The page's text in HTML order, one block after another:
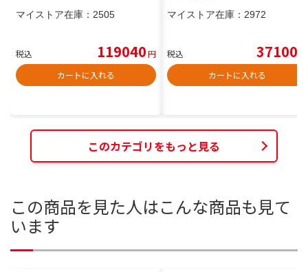
マイストア在庫： 2505
税込 119040円
カートに入れる
マイストア在庫： 2972
税込 37100
カートに入れる
このカテゴリをもっと見る
この商品を見た人はこんな商品も見て
います